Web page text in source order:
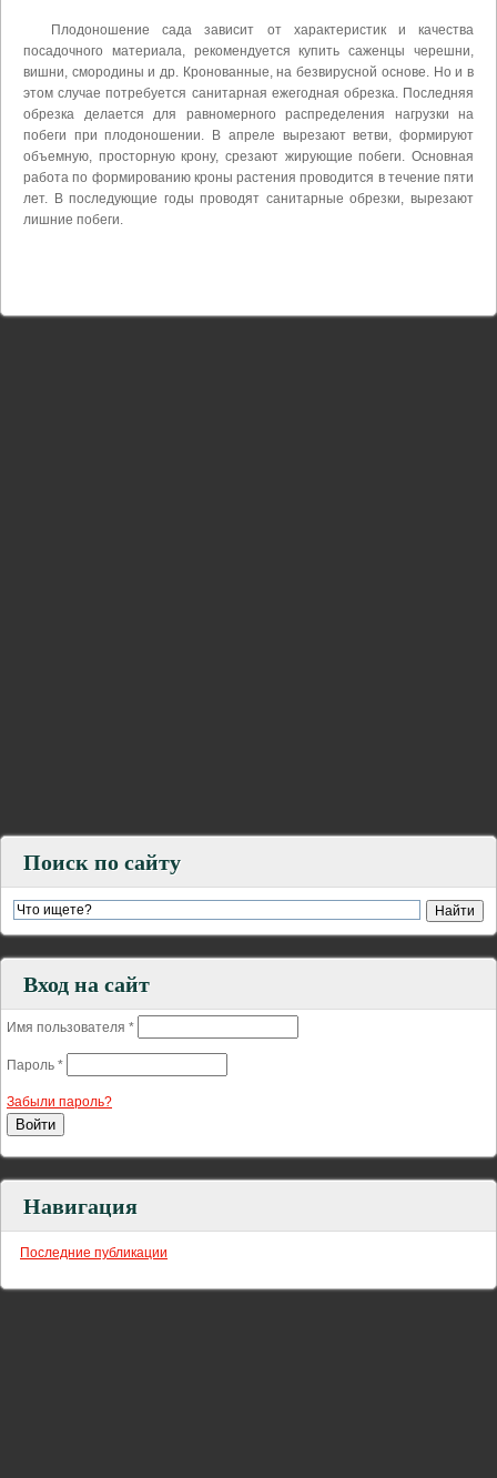
Плодоношение сада зависит от характеристик и качества
посадочного материала, рекомендуется купить саженцы черешни,
вишни, смородины и др. Кронованные, на безвирусной основе. Но и в
этом случае потребуется санитарная ежегодная обрезка. Последняя
обрезка делается для равномерного распределения нагрузки на
побеги при плодоношении. В апреле вырезают ветви, формируют
объемную, просторную крону, срезают жирующие побеги. Основная
работа по формированию кроны растения проводится в течение пяти
лет. В последующие годы проводят санитарные обрезки, вырезают
лишние побеги.
Поиск по сайту
Вход на сайт
Имя пользователя *
Пароль *
Забыли пароль?
Навигация
Последние публикации